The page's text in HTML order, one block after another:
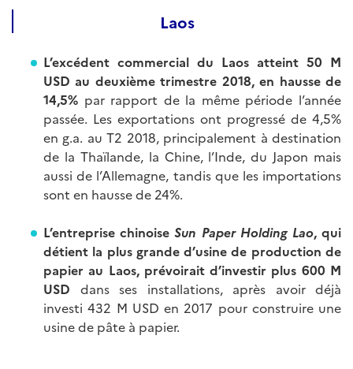
Laos
L’excédent commercial du Laos atteint 50 M
USD au deuxième trimestre 2018, en hausse de
14,5% par rapport de la même période l’année
passée. Les exportations ont progressé de 4,5%
en g.a. au T2 2018, principalement à destination
de la Thaïlande, la Chine, l’Inde, du Japon mais
aussi de l’Allemagne, tandis que les importations
sont en hausse de 24%.
L’entreprise chinoiseSun Paper Holding Lao, qui
détient la plus grande d’usine de production de
papier au Laos, prévoirait d’investir plus 600 M
USD dans ses installations, après avoir déjà
investi 432 M USD en 2017 pour construire une
usine de pâte à papier.